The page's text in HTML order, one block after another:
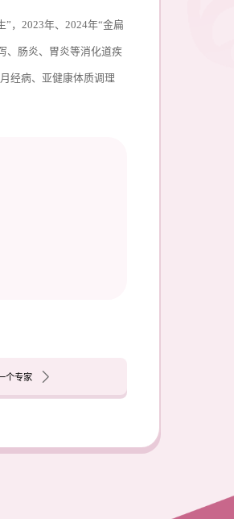
，2023年、2024年“金扁
、肠炎、胃炎等消化道疾
经病、亚健康体质调理
个专家